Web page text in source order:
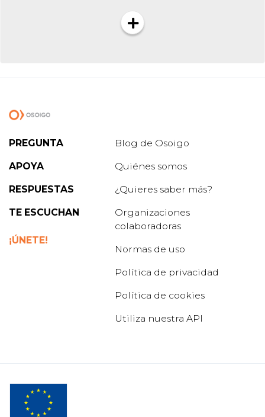
PREGUNTA
APOYA
RESPUESTAS
TE ESCUCHAN
¡ÚNETE!
Blog de Osoigo
Quiénes somos
¿Quieres saber más?
Organizaciones
colaboradoras
Normas de uso
Política de privacidad
Política de cookies
Utiliza nuestra API